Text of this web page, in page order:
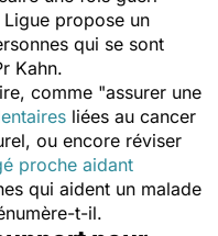
propose un
qui se sont
Kahn.
comme "assurer une
liées au cancer
ou encore réviser
proche aidant
qui aident un malade
t-il.